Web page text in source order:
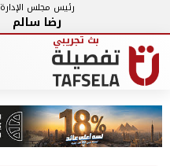
رئيس مجلس الإدارة
رضا سالم